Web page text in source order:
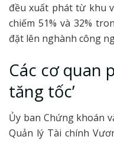
đều xuất phát từ khu
chiếm 51% và 32%
đặt lên nghành công
Các cơ quan
tăng tốc’
Ủy ban Chứng khoán
Quản lý Tài chính